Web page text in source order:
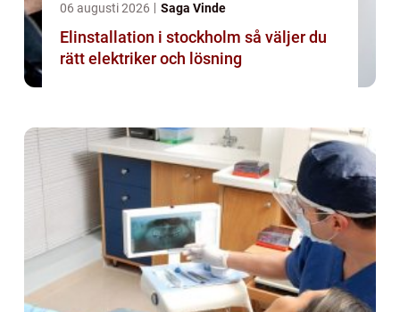
06 augusti 2026 Saga Vinde
Elinstallation i stockholm så väljer du
rätt elektriker och lösning